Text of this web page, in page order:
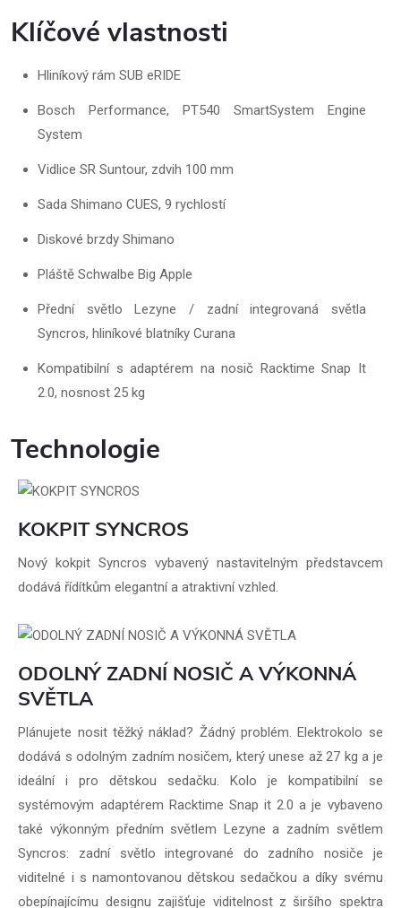
Klíčové vlastnosti
Hliníkový rám SUB eRIDE
Bosch Performance, PT540 SmartSystem Engine
System
Vidlice SR Suntour, zdvih 100 mm
Sada Shimano CUES, 9 rychlostí
Diskové brzdy Shimano
Pláště Schwalbe Big Apple
Přední světlo Lezyne / zadní integrovaná světla
Syncros, hliníkové blatníky Curana
Kompatibilní s adaptérem na nosič Racktime Snap It
2.0, nosnost 25 kg
Technologie
KOKPIT SYNCROS
Nový kokpit Syncros vybavený nastavitelným představcem
dodává řídítkům elegantní a atraktivní vzhled.
ODOLNÝ ZADNÍ NOSIČ A VÝKONNÁ
SVĚTLA
Plánujete nosit těžký náklad? Žádný problém. Elektrokolo se
dodává s odolným zadním nosičem, který unese až 27 kg a je
ideální i pro dětskou sedačku. Kolo je kompatibilní se
systémovým adaptérem Racktime Snap it 2.0 a je vybaveno
také výkonným předním světlem Lezyne a zadním světlem
Syncros: zadní světlo integrované do zadního nosiče je
viditelné i s namontovanou dětskou sedačkou a díky svému
obepínajícímu designu zajišťuje viditelnost z širšího spektra